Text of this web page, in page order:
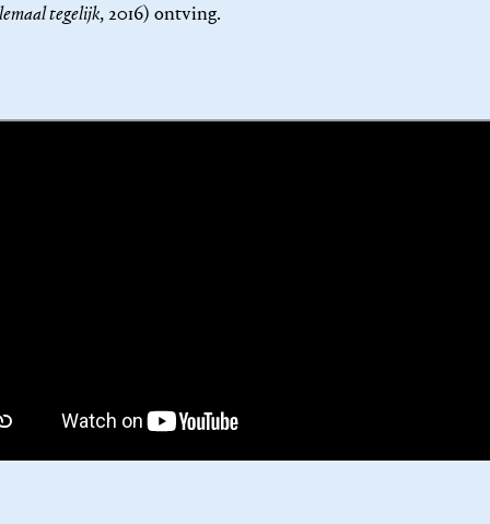
tegelijk, 2016) ontving.